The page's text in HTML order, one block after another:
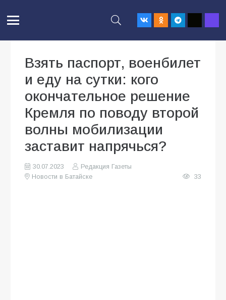
Взять паспорт, военбилет
и еду на сутки: кого
окончательное решение
Кремля по поводу второй
волны мобилизации
заставит напрячься?
30.07.2023
Редакция Газеты
Новости в Батайске
33